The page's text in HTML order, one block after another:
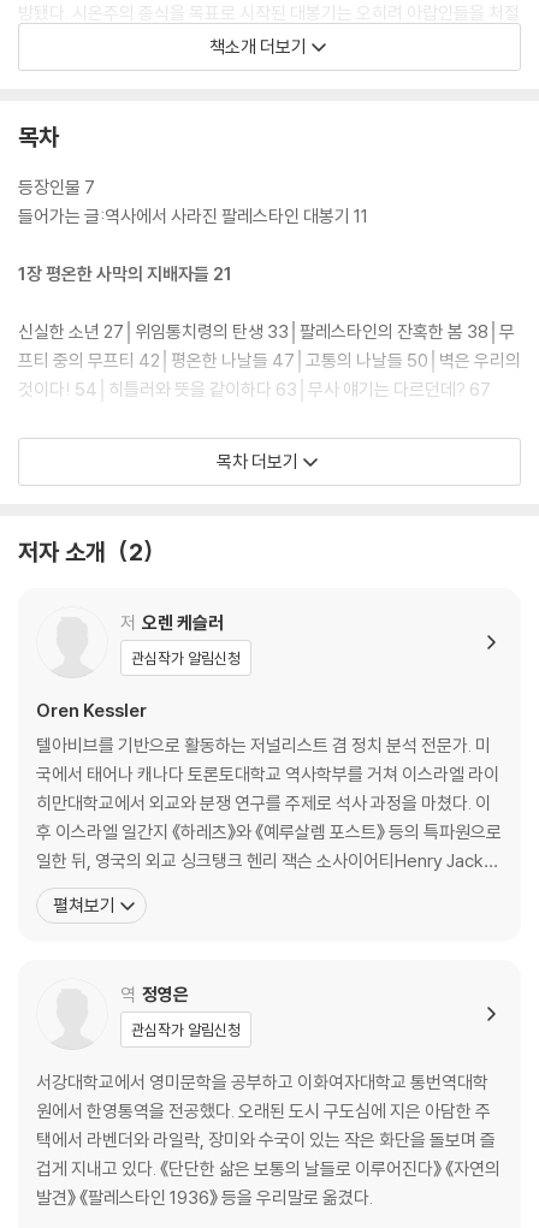
방됐다. 시온주의 종식을 목표로 시작된 대봉기는 오히려 아랍인들을 처절
하게 분열시켰다. 이 때문에 그들은 10년 후 유대인의 이스라엘 건설에 맞
설 수 없게 되었다.
유대인들에게 아랍 대봉기는 완전히 다른 유산을 남겼다. 대봉기를 목도한
을 버렸다. 주권국의 꿈을 이루기 위해서는 영원히 무력에 기대야 할지 모
른다는 불편한 진실을 받아들이기 시작했다. 봉기로 인해 수천 명의 유대
다. 어설펐던 경비대는 강력한 유대인 군대의 씨앗으로 바뀌었다. 그리고
길한 단어가 처음으로 국제 외교 의제로 등장하기 시작했다.
5년간 3개 대륙과 3개 언어를 넘나든 광범위한 기록 연구를 바탕으로 한
중추적인 역할을 한 주요 인물들의 행동과 판단을 따라가며 서술된다. 파
노라마처럼 펼쳐지는 역사의 장면을 통해서 아랍 대봉기 과정뿐 아니라 오
책소개 더보기
목차
등장인물 7
들어가는 글:역사에서 사라진 팔레스타인 대봉기 11
1장 평온한 사막의 지배자들 21
신실한 소년 27│위임통치령의 탄생 33│팔레스타인의 잔혹한 봄 38│무
프티 중의 무프티 42│평온한 나날들 47│고통의 나날들 50│벽은 우리의
것이다! 54│히틀러와 뜻을 같이하다 63│무사 얘기는 다르던데? 67
2장 피로 물든 야파 83
위원회, 항해를 떠나다 143│생각을 바꾼 대무프티 153│관개전문가의 등
장 160│억누를 수 없는 갈등 173│예상치 못한 반향 181│두 총회 이야기
188
4장 검은 일요일 193
신의 선물 201│오직 이를 통해서만 209│불안한 운명 218│뒷걸음질 22
5장 예루살렘의 평화를 위한 기도 233
죽음이라는 특권 262│무법이 곧 법이다 276
6장 유대의 로렌스 283
사실의 논리 291│시온의 군대 299│9월의 두 주 318│디베랴와 타바리
야 319│대무프티의 미소 324│다시, 필 330
7장 불타는 땅 339
목차 더보기
저자 소개 2
저 오렌 케슬러
관심작가 알림신청
Oren Kessler
텔아비브를 기반으로 활동하는 저널리스트 겸 정치 분석 전문가. 미
국에서 태어나 캐나다 토론토대학교 역사학부를 거쳐 이스라엘 라이
히만대학교에서 외교와 분쟁 연구를 주제로 석사 과정을 마쳤다. 이
후 이스라엘 일간지 《하레츠》와 《예루살렘 포스트》 등의 특파원으로
일한 뒤, 영국의 외교 싱크탱크 헨리 잭슨 소사이어티Henry Jacks
on Society와 미국의 외교 싱크탱크 민주주의수호재단Foundatio
n for Defense of Democracies에서 연구원으로 일했다. 《포린
펼쳐보기
역 정영은
관심작가 알림신청
서강대학교에서 영미문학을 공부하고 이화여자대학교 통번역대학
원에서 한영통역을 전공했다. 오래된 도시 구도심에 지은 아담한 주
택에서 라벤더와 라일락, 장미와 수국이 있는 작은 화단을 돌보며 즐
겁게 지내고 있다. 《단단한 삶은 보통의 날들로 이루어진다》 《자연의
발견》 《팔레스타인 1936》 등을 우리말로 옮겼다.